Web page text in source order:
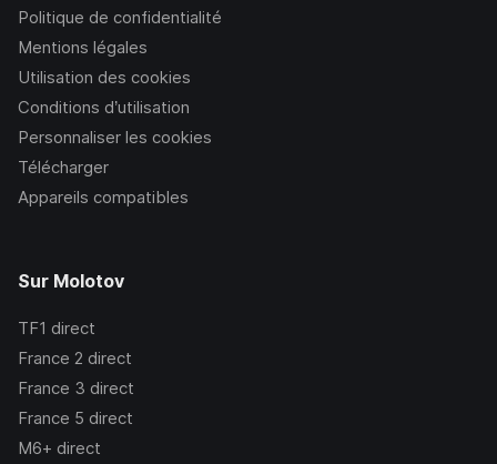
Politique de confidentialité
Mentions légales
Utilisation des cookies
Conditions d’utilisation
Personnaliser les cookies
Télécharger
Appareils compatibles
Sur Molotov
TF1 direct
France 2 direct
France 3 direct
France 5 direct
M6+ direct